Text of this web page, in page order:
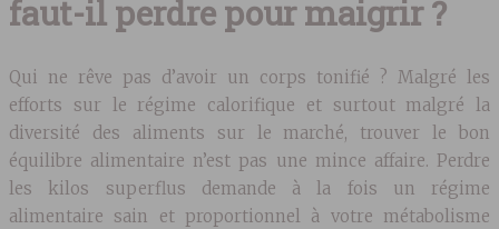
faut-il perdre pour maigrir ?
Qui ne rêve pas d’avoir un corps tonifié ? Malgré les
efforts sur le régime calorifique et surtout malgré la
diversité des aliments sur le marché, trouver le bon
équilibre alimentaire n’est pas une mince affaire. Perdre
les kilos superflus demande à la fois un régime
alimentaire sain et proportionnel à votre métabolisme